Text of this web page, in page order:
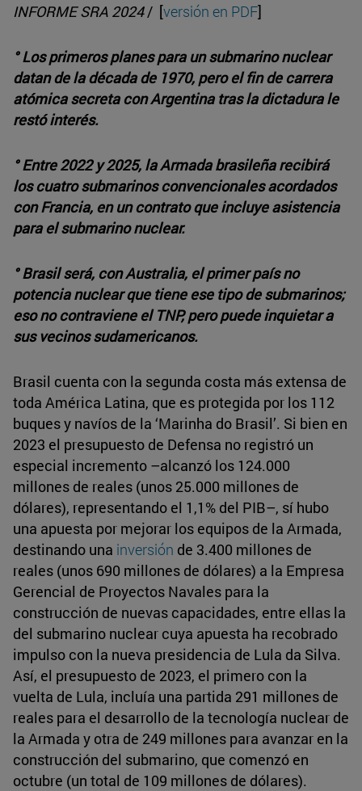
INFORME SRA 2024/ [versión en PDF]
° Los primeros planes para un submarino nuclear
datan de la década de 1970, pero el fin de carrera
atómica secreta con Argentina tras la dictadura le
restó interés.
° Entre 2022 y 2025, la Armada brasileña recibirá
los cuatro submarinos convencionales acordados
con Francia, en un contrato que incluye asistencia
para el submarino nuclear.
° Brasil será, con Australia, el primer país no
potencia nuclear que tiene ese tipo de submarinos;
eso no contraviene el TNP, pero puede inquietar a
sus vecinos sudamericanos.
Brasil cuenta con la segunda costa más extensa de
toda América Latina, que es protegida por los 112
buques y navíos de la ‘Marinha do Brasil’. Si bien en
2023 el presupuesto de Defensa no registró un
especial incremento –alcanzó los 124.000
millones de reales (unos 25.000 millones de
dólares), representando el 1,1% del PIB–, sí hubo
una apuesta por mejorar los equipos de la Armada,
destinando una inversión de 3.400 millones de
reales (unos 690 millones de dólares) a la Empresa
Gerencial de Proyectos Navales para la
construcción de nuevas capacidades, entre ellas la
del submarino nuclear cuya apuesta ha recobrado
impulso con la nueva presidencia de Lula da Silva.
Así, el presupuesto de 2023, el primero con la
vuelta de Lula, incluía una partida 291 millones de
reales para el desarrollo de la tecnología nuclear de
la Armada y otra de 249 millones para avanzar en la
construcción del submarino, que comenzó en
octubre (un total de 109 millones de dólares).